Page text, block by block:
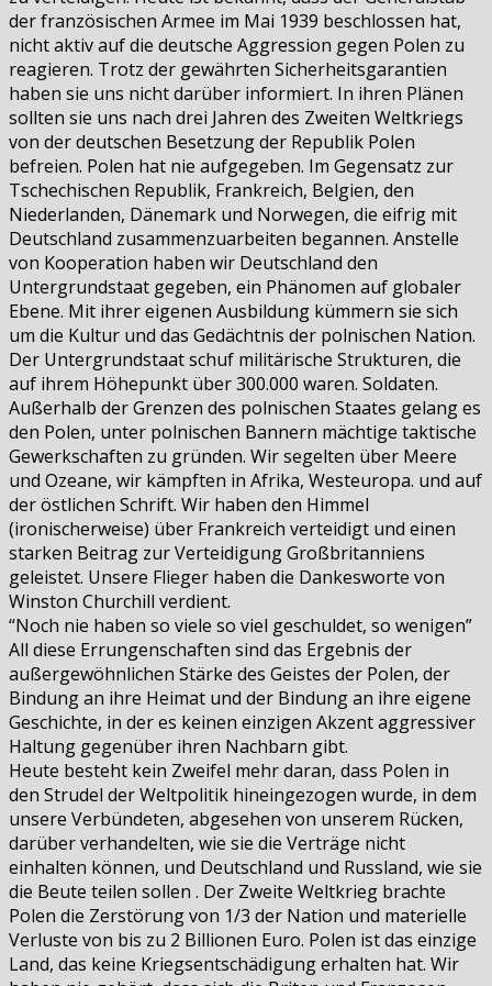
der französischen Armee im Mai 1939 beschlossen hat,
nicht aktiv auf die deutsche Aggression gegen Polen zu
reagieren. Trotz der gewährten Sicherheitsgarantien
haben sie uns nicht darüber informiert. In ihren Plänen
sollten sie uns nach drei Jahren des Zweiten Weltkriegs
von der deutschen Besetzung der Republik Polen
befreien. Polen hat nie aufgegeben. Im Gegensatz zur
Tschechischen Republik, Frankreich, Belgien, den
Niederlanden, Dänemark und Norwegen, die eifrig mit
Deutschland zusammenzuarbeiten begannen. Anstelle
von Kooperation haben wir Deutschland den
Untergrundstaat gegeben, ein Phänomen auf globaler
Ebene. Mit ihrer eigenen Ausbildung kümmern sie sich
um die Kultur und das Gedächtnis der polnischen Nation.
Der Untergrundstaat schuf militärische Strukturen, die
auf ihrem Höhepunkt über 300.000 waren. Soldaten.
Außerhalb der Grenzen des polnischen Staates gelang es
den Polen, unter polnischen Bannern mächtige taktische
Gewerkschaften zu gründen. Wir segelten über Meere
und Ozeane, wir kämpften in Afrika, Westeuropa. und auf
der östlichen Schrift. Wir haben den Himmel
(ironischerweise) über Frankreich verteidigt und einen
starken Beitrag zur Verteidigung Großbritanniens
geleistet. Unsere Flieger haben die Dankesworte von
Winston Churchill verdient.
“Noch nie haben so viele so viel geschuldet, so wenigen”
All diese Errungenschaften sind das Ergebnis der
außergewöhnlichen Stärke des Geistes der Polen, der
Bindung an ihre Heimat und der Bindung an ihre eigene
Geschichte, in der es keinen einzigen Akzent aggressiver
Haltung gegenüber ihren Nachbarn gibt.
Heute besteht kein Zweifel mehr daran, dass Polen in
den Strudel der Weltpolitik hineingezogen wurde, in dem
unsere Verbündeten, abgesehen von unserem Rücken,
darüber verhandelten, wie sie die Verträge nicht
einhalten können, und Deutschland und Russland, wie sie
die Beute teilen sollen . Der Zweite Weltkrieg brachte
Polen die Zerstörung von 1/3 der Nation und materielle
Verluste von bis zu 2 Billionen Euro. Polen ist das einzige
Land, das keine Kriegsentschädigung erhalten hat. Wir